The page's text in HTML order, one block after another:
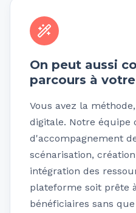
On peut aussi
parcours à
Vous avez la
digitale. Notre équipe
d'accompagnement
scénarisation,
intégration des
plateforme soit prête
bénéficiaires sans